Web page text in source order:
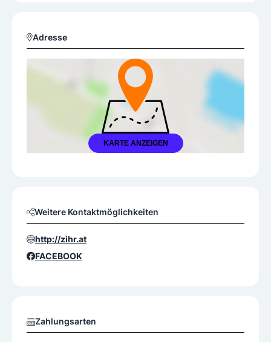
Adresse
KARTE ANZEIGEN
Weitere Kontaktmöglichkeiten
http://zihr.at
FACEBOOK
Zahlungsarten